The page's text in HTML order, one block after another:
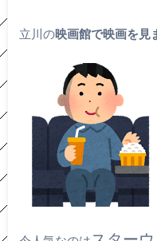
立川の映画館で映画を見